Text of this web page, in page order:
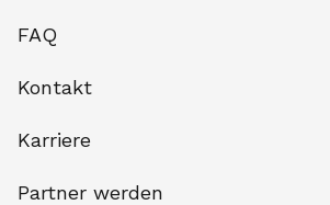
FAQ
Kontakt
Karriere
Partner werden